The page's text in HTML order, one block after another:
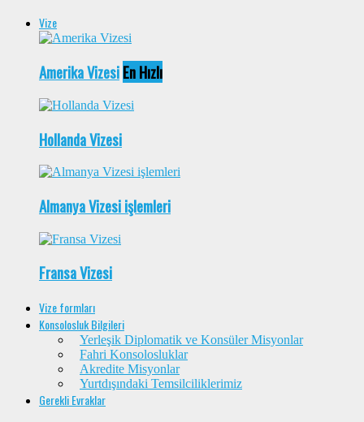
Vize
Amerika VizesiEn Hızlı
Hollanda Vizesi
Almanya Vizesi işlemleri
Fransa Vizesi
Vize formları
Konsolosluk Bilgileri
Yerleşik Diplomatik ve Konsüler Misyonlar
Fahri Konsolosluklar
Akredite Misyonlar
Yurtdışındaki Temsilciliklerimiz
Gerekli Evraklar